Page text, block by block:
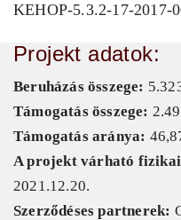
KEHOP-5.3.2-17-2017-
Projekt adatok:
Beruházás összege:
Támogatás összege:
Támogatás aránya:
A projekt várható fizikai
2021.12.20.
Szerződéses partnerek: